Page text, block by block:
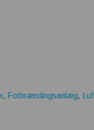
, Forbrændingsanlæg,